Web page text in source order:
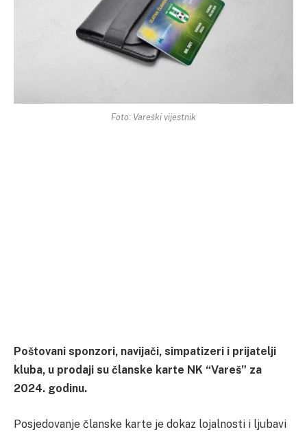
Foto: Vareški vijestnik
Poštovani sponzori, navijači, simpatizeri i prijatelji
kluba, u prodaji su članske karte NK “Vareš” za
2024. godinu.
Posjedovanje članske karte je dokaz lojalnosti i ljubavi